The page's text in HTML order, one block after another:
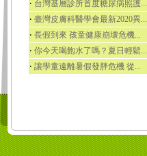
‧ 台灣基層診所首度糖尿病照護...
‧ 臺灣皮膚科醫學會最新2020異...
‧ 長假到來 孩童健康崩壞危機...
‧ 你今天喝飽水了嗎？夏日輕鬆...
‧ 讓學童遠離暑假發胖危機 從...